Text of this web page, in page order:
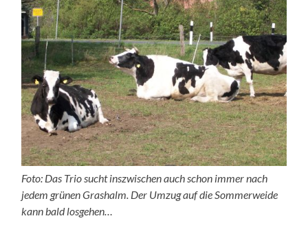
Foto: Das Trio sucht inszwischen auch schon immer nach
jedem grünen Grashalm. Der Umzug auf die Sommerweide
kann bald losgehen…